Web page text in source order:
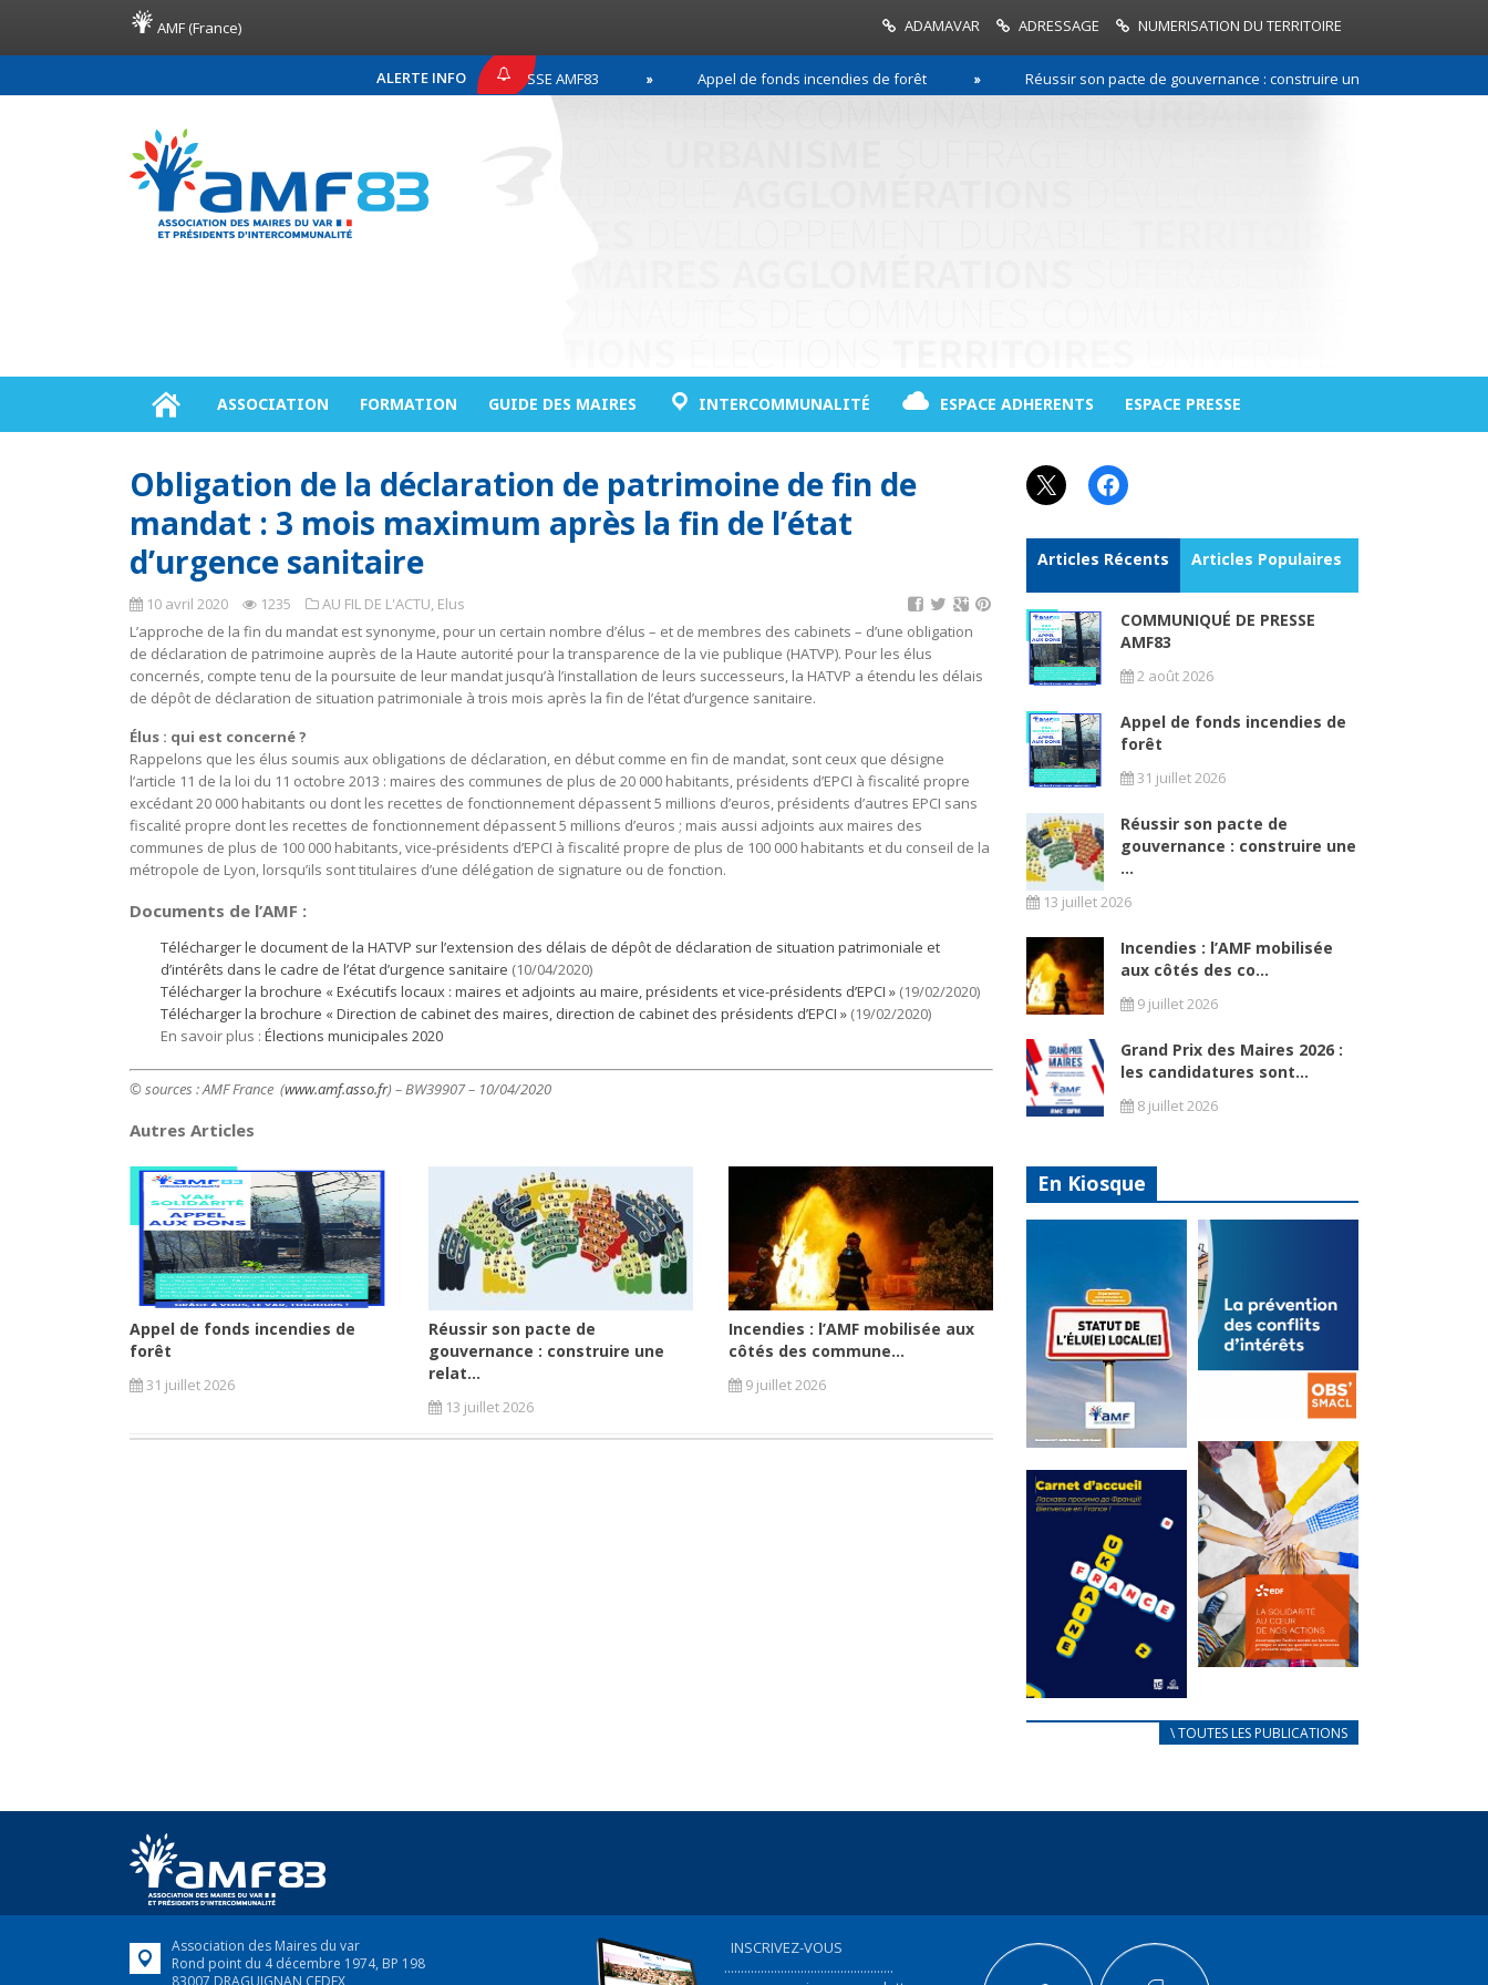
AMF (France) ADAMAVAR ADRESSAGE NUMERISATION DU TERRITOIRE
ALERTE INFO
COMMUNIQUÉ DE PRESSE AMF83 Appel de fonds incendies de forêt Réussir son pacte de gouvernance : construire une relation de
ASSOCIATION FORMATION GUIDE DES MAIRES INTERCOMMUNALITÉ ESPACE ADHERENTS ESPACE PRESSE
Obligation de la déclaration de patrimoine de fin de
mandat : 3 mois maximum après la fin de l’état
d’urgence sanitaire
10 avril 2020 1235 AU FIL DE L'ACTU, Elus
L’approche de la fin du mandat est synonyme, pour un certain nombre d’élus – et de membres des cabinets – d’une obligation
de déclaration de patrimoine auprès de la Haute autorité pour la transparence de la vie publique (HATVP). Pour les élus
concernés, compte tenu de la poursuite de leur mandat jusqu’à l’installation de leurs successeurs, la HATVP a étendu les délais
de dépôt de déclaration de situation patrimoniale à trois mois après la fin de l’état d’urgence sanitaire.
Élus : qui est concerné ?
Rappelons que les élus soumis aux obligations de déclaration, en début comme en fin de mandat, sont ceux que désigne
l’article 11 de la loi du 11 octobre 2013 : maires des communes de plus de 20 000 habitants, présidents d’EPCI à fiscalité propre
excédant 20 000 habitants ou dont les recettes de fonctionnement dépassent 5 millions d’euros, présidents d’autres EPCI sans
fiscalité propre dont les recettes de fonctionnement dépassent 5 millions d’euros ; mais aussi adjoints aux maires des
communes de plus de 100 000 habitants, vice-présidents d’EPCI à fiscalité propre de plus de 100 000 habitants et du conseil de la
métropole de Lyon, lorsqu’ils sont titulaires d’une délégation de signature ou de fonction.
Documents de l’AMF :
Télécharger le document de la HATVP sur l’extension des délais de dépôt de déclaration de situation patrimoniale et
d’intérêts dans le cadre de l’état d’urgence sanitaire (10/04/2020)
Télécharger la brochure « Exécutifs locaux : maires et adjoints au maire, présidents et vice-présidents d’EPCI »(19/02/2020)
Télécharger la brochure « Direction de cabinet des maires, direction de cabinet des présidents d’EPCI »(19/02/2020)
En savoir plus : Élections municipales 2020
© sources : AMF France (www.amf.asso.fr) – BW39907 – 10/04/2020
Autres Articles
Appel de fonds incendies de
forêt
31 juillet 2026
Réussir son pacte de
gouvernance : construire une
relat...
13 juillet 2026
Incendies : l’AMF mobilisée aux
côtés des commune...
9 juillet 2026
X Facebook
Articles Récents Articles Populaires
COMMUNIQUÉ DE PRESSE
AMF83
2 août 2026
Appel de fonds incendies de
forêt
31 juillet 2026
Réussir son pacte de
gouvernance : construire une
...
13 juillet 2026
Incendies : l’AMF mobilisée
aux côtés des co...
9 juillet 2026
Grand Prix des Maires 2026 :
les candidatures sont...
8 juillet 2026
En Kiosque
Statut de
l’élu local
Mise à jour avril
2024
FEUILLETER
La
prévention
des conflits
d’intérêts
18 septembre 2023
FEUILLETER
au coeur de
nos actions
en France,...
FEUILLETER
\ TOUTES LES PUBLICATIONS
Association des Maires du var
Rond point du 4 décembre 1974, BP 198
83007 DRAGUIGNAN CEDEX
INSCRIVEZ-VOUS
...................................................